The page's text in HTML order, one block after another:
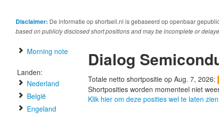
Disclaimer: De informatie op shortsell.nl is gebaseerd op openbaar
based on publicly disclosed short positions and may be incomplete or
Morning note
Landen:
Nederland
België
Engeland
Dialog
Totale netto shortpositie op Aug. 7, 2026:
Shortposities worden momenteel niet
Klik hier om deze posities wel te laten zien